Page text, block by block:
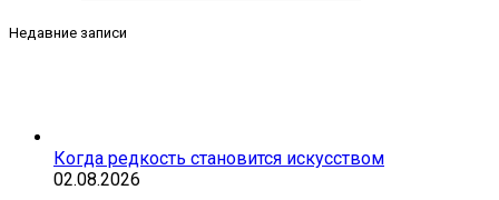
Недавние записи
Когда редкость становится искусством
02.08.2026